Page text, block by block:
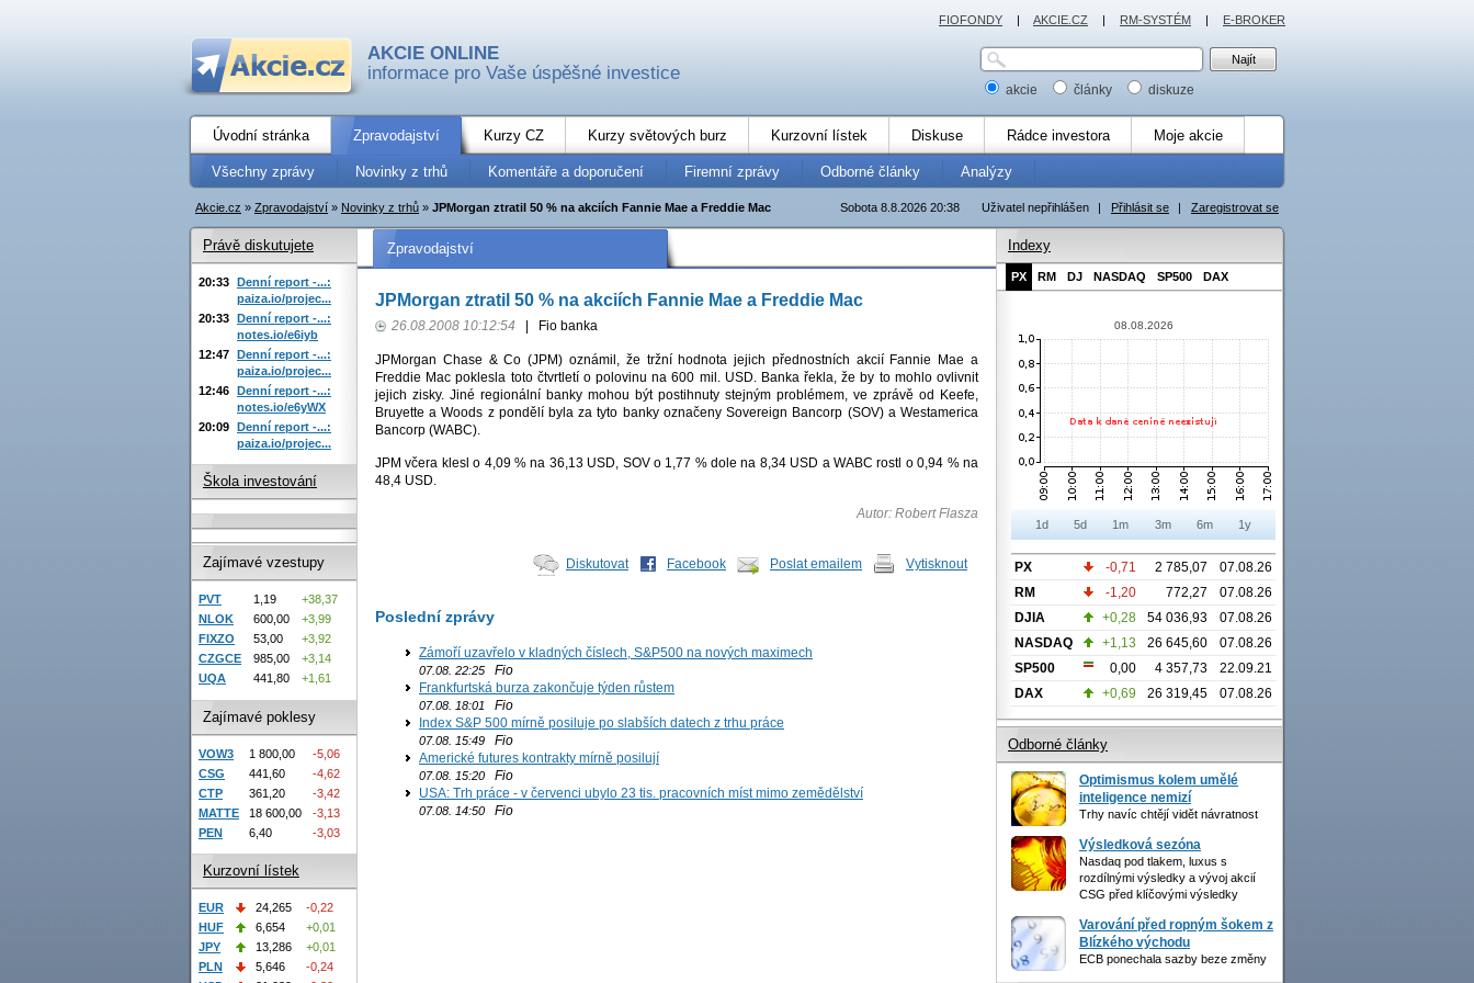
AKCIE ONLINE
informace pro Vaše úspěšné investice
akcie články diskuze
Úvodní stránka Zpravodajství Kurzy CZ Kurzy světových burz Kurzovní lístek Diskuse Rádce investora Moje akcie
Všechny zprávy Novinky z trhů Komentáře a doporučení Firemní zprávy Odborné články Analýzy
Uživatel nepřihlášen | Přihlásit se | Zaregistrovat se
Sobota 8.8.2026 20:38
Akcie.cz » Zpravodajství » Novinky z trhů » JPMorgan ztratil 50 % na akciích Fannie Mae a Freddie Mac
Zpravodajství
JPMorgan ztratil 50 % na akciích Fannie Mae a Freddie Mac
26.08.2008 10:12:54 Fio banka
JPMorgan Chase & Co (JPM) oznámil, že tržní hodnota jejich přednostních akcií Fannie Mae a
Freddie Mac poklesla toto čtvrtletí o polovinu na 600 mil. USD. Banka řekla, že by to mohlo ovlivnit
jejich zisky. Jiné regionální banky mohou být postihnuty stejným problémem, ve zprávě od Keefe,
Bruyette a Woods z pondělí byla za tyto banky označeny Sovereign Bancorp (SOV) a Westamerica
Bancorp (WABC).
JPM včera klesl o 4,09 % na 36,13 USD, SOV o 1,77 % dole na 8,34 USD a WABC rostl o 0,94 % na
48,4 USD.
Autor: Robert Flasza
Diskutovat Facebook Poslat emailem Vytisknout
Poslední zprávy
Zámoří uzavřelo v kladných číslech, S&P500 na nových maximech
07.08. 22:25 Fio
Frankfurtská burza zakončuje týden růstem
07.08. 18:01
Fio
Index S&P 500 mírně posiluje po slabších datech z trhu práce
07.08. 15:49 Fio
Americké futures kontrakty mírně posilují
07.08. 15:20 Fio
USA: Trh práce - v červenci ubylo 23 tis. pracovních míst mimo zemědělství
07.08. 14:50 Fio
Právě diskutujete
20:33 Denní report -...:
paiza.io/projec...
20:33 Denní report -...:
notes.io/e6iyb
12:47 Denní report -...:
paiza.io/projec...
12:46 Denní report -...:
notes.io/e6yWX
20:09 Denní report -...:
paiza.io/projec...
Škola investování
Zajímavé vzestupy
PVT 1,19
+38,37
NLOK
600,00
+3,99
FIXZO
53,00
+3,92
CZGCE
985,00
+3,14
UQA
441,80 +1,61
Zajímavé poklesy
VOW3 1 800,00
-5,06
CSG
441,60
-4,62
CTP
361,20
-3,42
MATTE
18 600,00
-3,13
PEN
6,40 -3,03
Kurzovní lístek
EUR 24,265
-0,22
HUF
6,654
+0,01
JPY
13,286
+0,01
PLN
5,646
-0,24
Indexy
PX RM DJ NASDAQ SP500 DAX
08.08.2026
1d 5d 1m 3m 6m 1y
PX -0,71 2 785,07
07.08.26
RM
-1,20 772,27
07.08.26
DJIA
+0,28 54 036,93
07.08.26
NASDAQ
+1,13 26 645,60
07.08.26
SP500
0,00 4 357,73
22.09.21
DAX
+0,69 26 319,45 07.08.26
Odborné články
Optimismus kolem umělé
inteligence nemizí
Trhy navíc chtějí vidět návratnost
Výsledková sezóna
Nasdaq pod tlakem, luxus s
rozdílnými výsledky a vývoj akcií
CSG před klíčovými výsledky
Varování před ropným šokem z
Blízkého východu
ECB ponechala sazby beze změny
FIOFONDY | AKCIE.CZ | RM-SYSTÉM | E-BROKER